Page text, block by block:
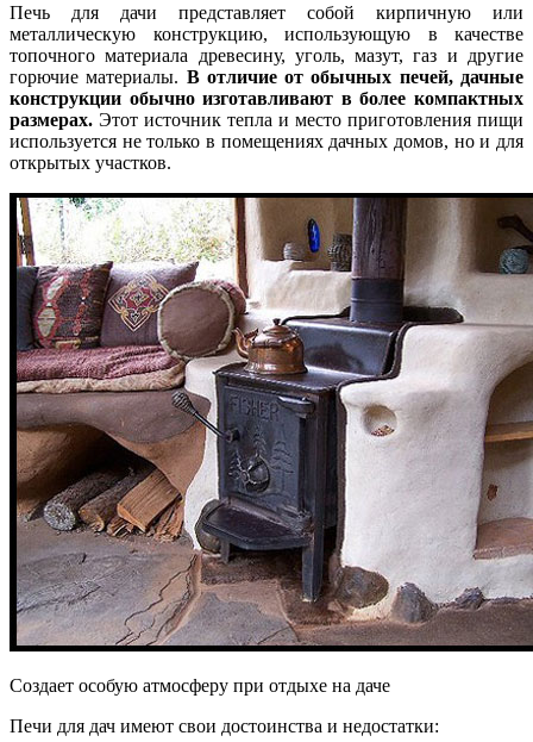
Печь для дачи представляет собой кирпичную или
металлическую конструкцию, использующую в качестве
топочного материала древесину, уголь, мазут, газ и другие
горючие материалы. В отличие от обычных печей, дачные
конструкции обычно изготавливают в более компактных
размерах. Этот источник тепла и место приготовления пищи
используется не только в помещениях дачных домов, но и для
открытых участков.
Создает особую атмосферу при отдыхе на даче
Печи для дач имеют свои достоинства и недостатки: